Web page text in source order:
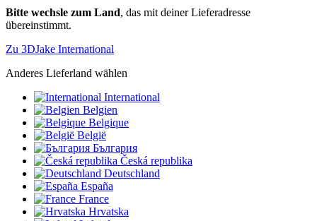
Bitte wechsle zum Land, das mit deiner Lieferadresse
übereinstimmt.
Zu 3DJake International
Anderes Lieferland wählen
International
Belgien
Belgique
België
България
Česká republika
Deutschland
España
France
Hrvatska